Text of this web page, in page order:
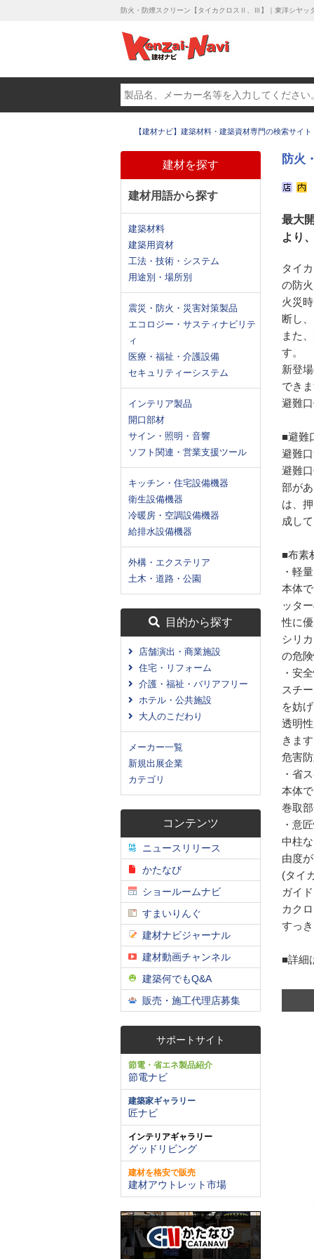
防火・防煙スクリーン【タイカクロスⅡ、Ⅲ】｜東洋シヤッ
【建材ナビ】建築材料・建築資材専門の検索サイト
建材を探す
建材用語から探す
建築材料
建築用資材
工法・技術・システム
用途別・場所別
震災・防火・災害対策製品
エコロジー・サスティナビリテ
ィ
医療・福祉・介護設備
セキュリティーシステム
インテリア製品
開口部材
サイン・照明・音響
ソフト関連・営業支援ツール
キッチン・住宅設備機器
衛生設備機器
冷暖房・空調設備機器
給排水設備機器
外構・エクステリア
土木・道路・公園
目的から探す
店舗演出・商業施設
住宅・リフォーム
介護・福祉・バリアフリー
ホテル・公共施設
大人のこだわり
メーカー一覧
新規出展企業
カテゴリ
コンテンツ
ニュースリリース
かたなび
ショールームナビ
すまいりんぐ
建材ナビジャーナル
建材動画チャンネル
建築何でもQ&A
販売・施工代理店募集
サポートサイト
節電・省エネ製品紹介
節電ナビ
建築家ギャラリー
匠ナビ
インテリアギャラリー
グッドリビング
建材を格安で販売
建材アウトレット市場
防火
最大
より
タイ
の防
火災
断し
また
す。
新登
でき
避難
■避難
避難
避難
部が
は、
成し
■布素
・軽量
本体
ッタ
性に
シリ
の危
・安
スチ
を妨
透明
きま
危害
・省
本体
巻取
・意
中柱
由度
(タイ
ガイ
カク
すっ
■詳細